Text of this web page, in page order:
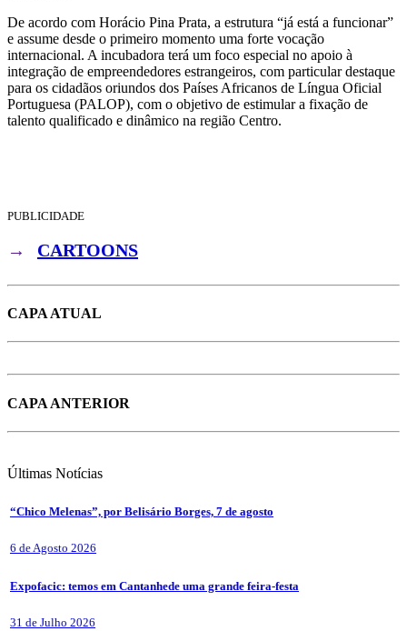
De acordo com Horácio Pina Prata, a estrutura “já está a funcionar”
e assume desde o primeiro momento uma forte vocação
internacional. A incubadora terá um foco especial no apoio à
integração de empreendedores estrangeiros, com particular destaque
para os cidadãos oriundos dos Países Africanos de Língua Oficial
Portuguesa (PALOP), com o objetivo de estimular a fixação de
talento qualificado e dinâmico na região Centro.
PUBLICIDADE
→ CARTOONS
CAPA ATUAL
CAPA ANTERIOR
Últimas Notícias
“Chico Melenas”, por Belisário Borges, 7 de agosto
6 de Agosto 2026
Expofacic: temos em Cantanhede uma grande feira-festa
31 de Julho 2026